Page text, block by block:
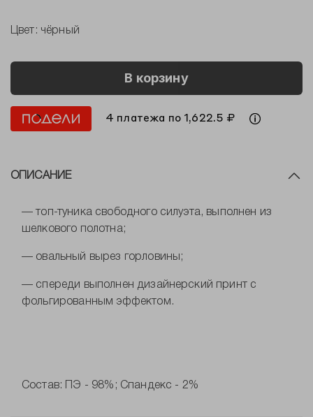
Цвет: чёрный
В корзину
4 платежа по 1,622.5 ₽
ОПИСАНИЕ
— топ-туника свободного силуэта, выполнен из
шелкового полотна;
— овальный вырез горловины;
— спереди выполнен дизайнерский принт с
фольгированным эффектом.
Состав: ПЭ - 98%; Спандекс - 2%